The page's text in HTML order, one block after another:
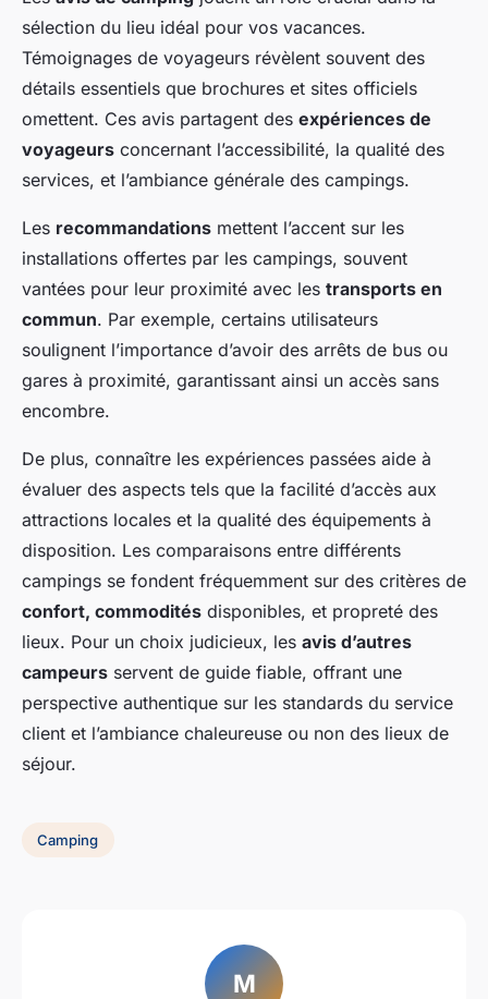
sélection du lieu idéal pour vos vacances.
Témoignages de voyageurs révèlent souvent des
détails essentiels que brochures et sites officiels
omettent. Ces avis partagent des expériences de
voyageurs concernant l’accessibilité, la qualité des
services, et l’ambiance générale des campings.
Les recommandations mettent l’accent sur les
installations offertes par les campings, souvent
vantées pour leur proximité avec les transports en
commun. Par exemple, certains utilisateurs
soulignent l’importance d’avoir des arrêts de bus ou
gares à proximité, garantissant ainsi un accès sans
encombre.
De plus, connaître les expériences passées aide à
évaluer des aspects tels que la facilité d’accès aux
attractions locales et la qualité des équipements à
disposition. Les comparaisons entre différents
campings se fondent fréquemment sur des critères de
confort, commodités disponibles, et propreté des
lieux. Pour un choix judicieux, les avis d’autres
campeurs servent de guide fiable, offrant une
perspective authentique sur les standards du service
client et l’ambiance chaleureuse ou non des lieux de
séjour.
Camping
M